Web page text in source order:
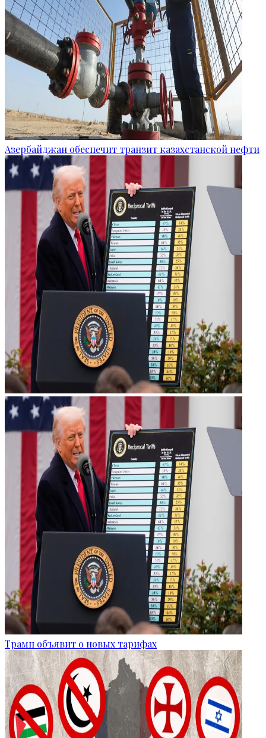
Азербайджан обеспечит транзит казахстанской нефти
Трамп объявит о новых тарифах